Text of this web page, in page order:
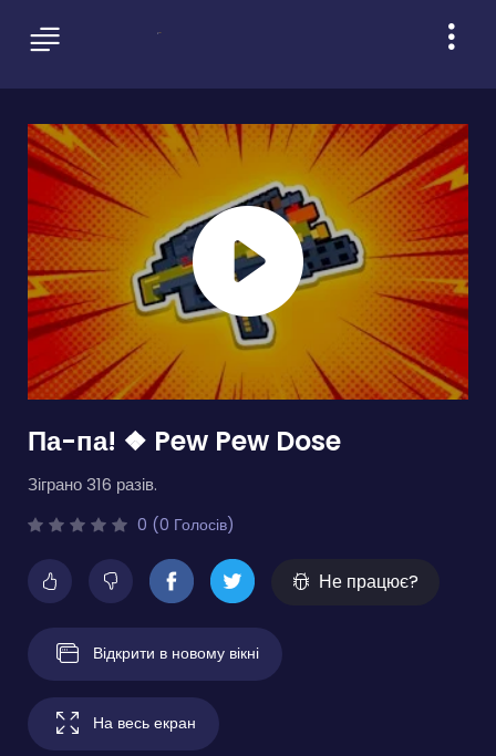
Па-па! ❖ Pew Pew Dose
Зіграно 316 разів.
0 (0 Голосів)
Не працює?
Відкрити в новому вікні
На весь екран